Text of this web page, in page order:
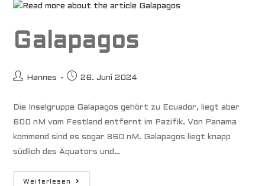
Galapagos
Beitrags-
Hannes
Beitrag26. Juni 2024
Die Inselgruppe Galapagos gehört zu Ecuador, liegt aber
600 nM vom Festland entfernt im Pazifik. Von Panama
kommend sind es sogar 860 nM. Galapagos liegt knapp
südlich des Äquators und…
Weiterlesen Galapagos